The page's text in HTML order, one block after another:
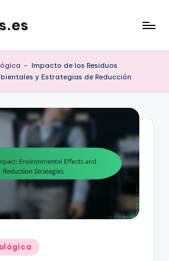
- Impacto de los Residuos
y Estrategias de Reducción